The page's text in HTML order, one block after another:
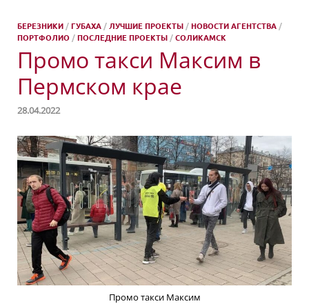
БЕРЕЗНИКИ /ГУБАХА / ЛУЧШИЕ ПРОЕКТЫ /НОВОСТИ АГЕНТСТВА /
ПОРТФОЛИО /ПОСЛЕДНИЕ ПРОЕКТЫ /СОЛИКАМСК
Промо такси Максим в
Пермском крае
28.04.2022
Промо такси Максим